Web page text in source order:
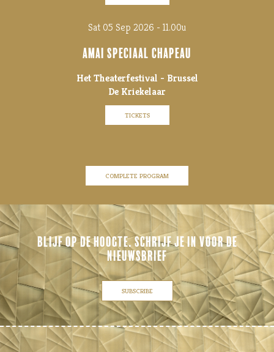
Sat 05 Sep 2026 - 11.00u
AMAI SPECIAAL CHAPEAU
Het Theaterfestival - Brussel
De Kriekelaar
TICKETS
COMPLETE PROGRAM
BLIJF OP DE HOOGTE. SCHRIJF JE IN VOOR DE
NIEUWSBRIEF
SUBSCRIBE